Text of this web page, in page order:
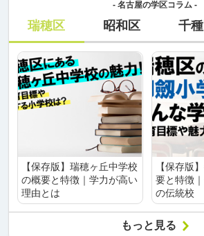
- 名古屋の学区コラム -
瑞穂区 昭和区 千
【保存版】瑞穂ヶ丘中学校
の概要と特徴｜学力が高い
理由とは
【保存版
要と特徴
の伝統校
もっと見る